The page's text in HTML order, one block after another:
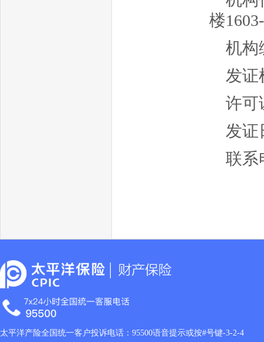
楼
机构
发证
许可
发证
联系
太平洋产险全国统一客户投诉电话：95500语音提示或按#号键-3-2-4